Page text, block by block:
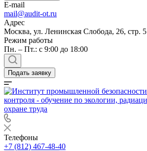
E-mail
mail@audit-ot.ru
Адрес
Москва, ул. Ленинская Слобода, 26, стр. 5
Режим работы
Пн. – Пт.: с 9:00 до 18:00
Подать заявку
Телефоны
+7 (812) 467-48-40